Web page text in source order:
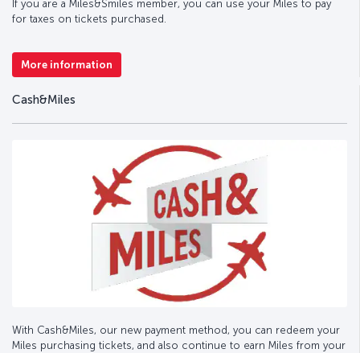
If you are a Miles&Smiles member, you can use your Miles to pay
for taxes on tickets purchased.
More information
Cash&Miles
With Cash&Miles, our new payment method, you can redeem your
Miles purchasing tickets, and also continue to earn Miles from your